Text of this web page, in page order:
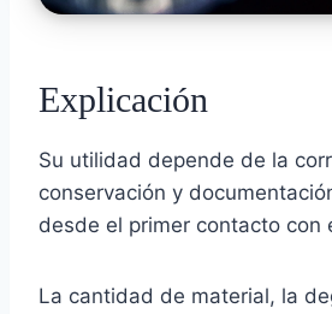
Explicación
Su utilidad depende de la
conservación y
desde el primer contacto con
La cantidad de material, la